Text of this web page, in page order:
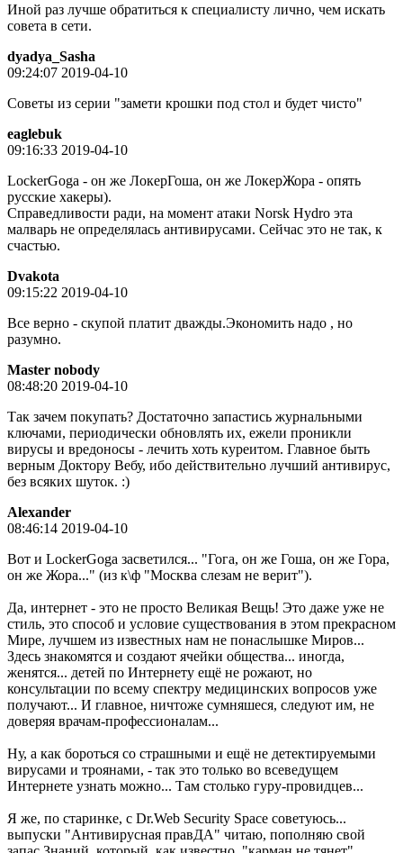
Иной раз лучше обратиться к специалисту лично, чем искать
совета в сети.
dyadya_Sasha
09:24:07 2019-04-10
Советы из серии "замети крошки под стол и будет чисто"
eaglebuk
09:16:33 2019-04-10
LockerGoga - он же ЛокерГоша, он же ЛокерЖора - опять
русские хакеры).
Справедливости ради, на момент атаки Norsk Hydro эта
малварь не определялась антивирусами. Сейчас это не так, к
счастью.
Dvakota
09:15:22 2019-04-10
Все верно - скупой платит дважды.Экономить надо , но
разумно.
Master nobody
08:48:20 2019-04-10
Так зачем покупать? Достаточно запастись журнальными
ключами, периодически обновлять их, ежели проникли
вирусы и вредоносы - лечить хоть куреитом. Главное быть
верным Доктору Вебу, ибо действительно лучший антивирус,
без всяких шуток. :)
Alexander
08:46:14 2019-04-10
Вот и LockerGoga засветился... "Гога, он же Гоша, он же Гора,
он же Жора..." (из к\ф "Москва слезам не верит").
Да, интернет - это не просто Великая Вещь! Это даже уже не
стиль, это способ и условие существования в этом прекрасном
Мире, лучшем из известных нам не понаслышке Миров...
Здесь знакомятся и создают ячейки общества... иногда,
женятся... детей по Интернету ещё не рожают, но
консультации по всему спектру медицинских вопросов уже
получают... И главное, ничтоже сумняшеся, следуют им, не
доверяя врачам-профессионалам...
Ну, а как бороться со страшными и ещё не детектируемыми
вирусами и троянами, - так это только во всеведущем
Интернете узнать можно... Там столько гуру-провидцев...
Я же, по старинке, с Dr.Web Security Space советуюсь...
выпуски "Антивирусная правДА" читаю, пополняю свой